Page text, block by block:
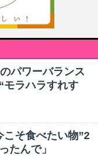
パワーバランス
ラハラすれす
こそ食べたい物”2
たんで」